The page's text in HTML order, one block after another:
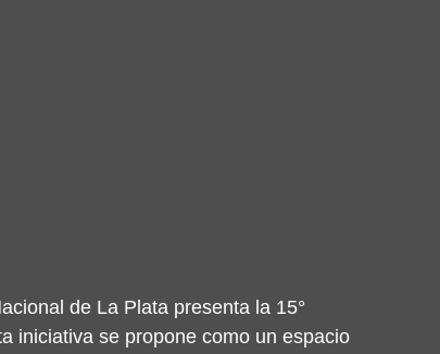
de La Plata presenta la 15°
iniciativa se propone como un espacio